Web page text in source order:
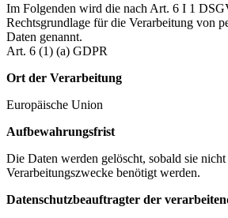
Im Folgenden wird die nach Art. 6 I 1
Rechtsgrundlage für die Verarbeitung von
Daten genannt.
Art. 6 (1) (a) GDPR
Ort der Verarbeitung
Europäische Union
Aufbewahrungsfrist
Die Daten werden gelöscht, sobald sie
Verarbeitungszwecke benötigt werden.
Datenschutzbeauftragter der